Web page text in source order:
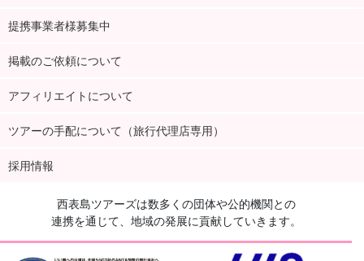
提携事業者様募集中
掲載のご依頼について
アフィリエイトについて
ツアーの手配について（旅行代理店専用）
採用情報
西表島ツアーズは数多くの団体や公的機関との
連携を通じて、地域の発展に貢献していきます。